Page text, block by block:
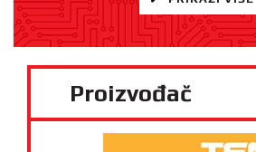
Proizvođač